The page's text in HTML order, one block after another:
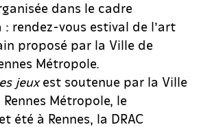
dans le cadre
: rendez-vous estival de l’art
proposé par la Ville de
Métropole.
jeuxest soutenue par la Ville
Rennes Métropole, le
été à Rennes, la DRAC